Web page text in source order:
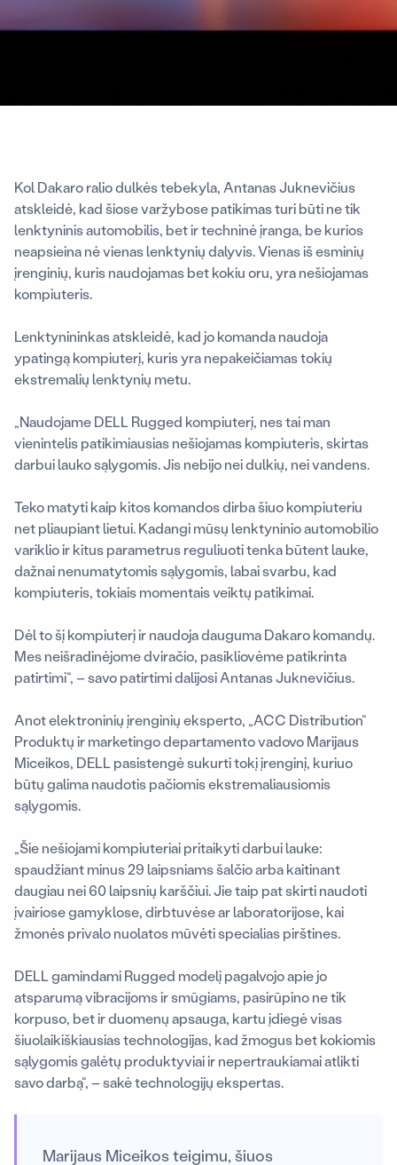
Kol Dakaro ralio dulkės tebekyla, Antanas Juknevičius
atskleidė, kad šiose varžybose patikimas turi būti ne tik
lenktyninis automobilis, bet ir techninė įranga, be kurios
neapsieina nė vienas lenktynių dalyvis. Vienas iš esminių
įrenginių, kuris naudojamas bet kokiu oru, yra nešiojamas
kompiuteris.
Lenktynininkas atskleidė, kad jo komanda naudoja
ypatingą kompiuterį, kuris yra nepakeičiamas tokių
ekstremalių lenktynių metu.
„Naudojame DELL Rugged kompiuterį, nes tai man
vienintelis patikimiausias nešiojamas kompiuteris, skirtas
darbui lauko sąlygomis. Jis nebijo nei dulkių, nei vandens.
Teko matyti kaip kitos komandos dirba šiuo kompiuteriu
net pliaupiant lietui. Kadangi mūsų lenktyninio automobilio
variklio ir kitus parametrus reguliuoti tenka būtent lauke,
dažnai nenumatytomis sąlygomis, labai svarbu, kad
kompiuteris, tokiais momentais veiktų patikimai.
Dėl to šį kompiuterį ir naudoja dauguma Dakaro komandų.
Mes neišradinėjome dviračio, pasikliovėme patikrinta
patirtimi“, – savo patirtimi dalijosi Antanas Juknevičius.
Anot elektroninių įrenginių eksperto, „ACC Distribution“
Produktų ir marketingo departamento vadovo Marijaus
Miceikos, DELL pasistengė sukurti tokį įrenginį, kuriuo
būtų galima naudotis pačiomis ekstremaliausiomis
sąlygomis.
„Šie nešiojami kompiuteriai pritaikyti darbui lauke:
spaudžiant minus 29 laipsniams šalčio arba kaitinant
daugiau nei 60 laipsnių karščiui. Jie taip pat skirti naudoti
įvairiose gamyklose, dirbtuvėse ar laboratorijose, kai
žmonės privalo nuolatos mūvėti specialias pirštines.
DELL gamindami Rugged modelį pagalvojo apie jo
atsparumą vibracijoms ir smūgiams, pasirūpino ne tik
korpuso, bet ir duomenų apsauga, kartu įdiegė visas
šiuolaikiškiausias technologijas, kad žmogus bet kokiomis
sąlygomis galėtų produktyviai ir nepertraukiamai atlikti
savo darbą“, – sakė technologijų ekspertas.
Marijaus Miceikos teigimu, šiuos